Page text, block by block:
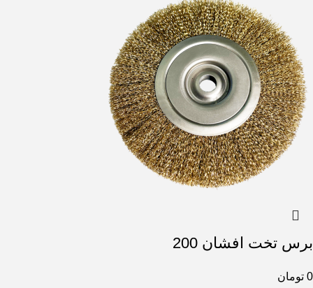
برس تخت افشان 200
0 تومان